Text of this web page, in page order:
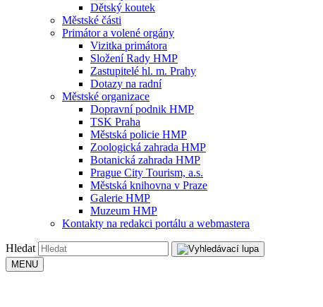
Dětský koutek
Městské části
Primátor a volené orgány
Vizitka primátora
Složení Rady HMP
Zastupitelé hl. m. Prahy
Dotazy na radní
Městské organizace
Dopravní podnik HMP
TSK Praha
Městská policie HMP
Zoologická zahrada HMP
Botanická zahrada HMP
Prague City Tourism, a.s.
Městská knihovna v Praze
Galerie HMP
Muzeum HMP
Kontakty na redakci portálu a webmastera
Hledat
MENU